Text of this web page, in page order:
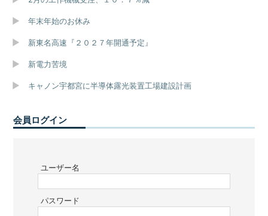
年末年始のお休み
新東名高速『２０２７年開通予定』
新電力苦境
キャノン宇都宮に半導体露光装置工場建設計画
会員ログイン
ユーザー名
パスワード